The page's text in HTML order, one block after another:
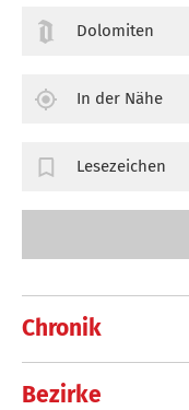
Chronik
Bezirke
Dolomiten
In der Nähe
Lesezeichen